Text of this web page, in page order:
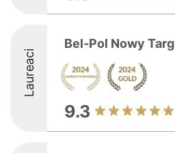
Laureaci
Bel-Pol Nowy Targ
9.3